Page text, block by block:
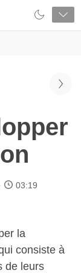
03:19
la
consiste à
de leurs